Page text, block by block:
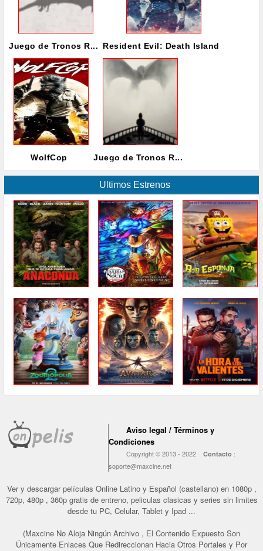
Juego de Tronos R... Resident Evil: Death Island
WolfCop Juego de Tronos R...
Ultimos Estrenos
Aviso legal / Términos y
Condiciones
Copyright © 2013 - 2022Contacto :
soporte@maxcine.net
Ver y descargar películas Online Latino y Español (castellano) en 1080p ,
720p, 480p , 360p gratis de entreno, peliculas clasicas y series sin limites
desde tu PC, Celular, Tablet y Ipad ...
(Maxcine No Aloja Ningún Archivo , El Contenido Expuesto Son
Únicamente Enlaces Que Redireccionan Hacia Otros Portales y Por